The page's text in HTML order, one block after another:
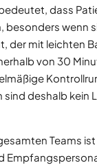
dass
besonders wenn
der mit leichten
von 30
deshalb kein
Teams